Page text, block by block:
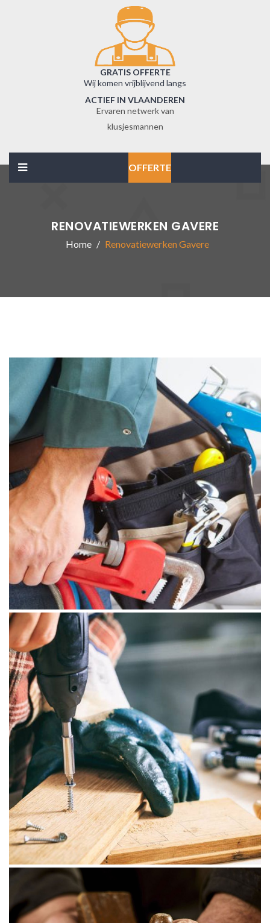
GRATIS OFFERTE
Wij komen vrijblijvend langs
ACTIEF IN VLAANDEREN
Ervaren netwerk van
klusjesmannen
OFFERTE
RENOVATIEWERKEN GAVERE
Home Renovatiewerken Gavere